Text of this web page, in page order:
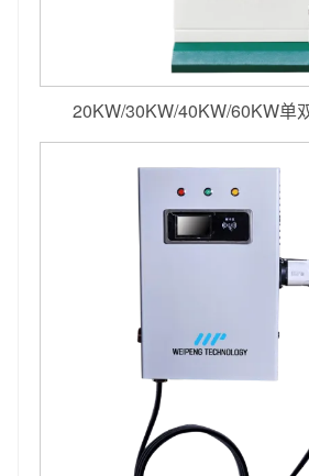
20KW/30KW/40KW/60KW单